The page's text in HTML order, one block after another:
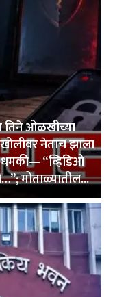
तिने ओळखीच्या
नेताच झाला
धमकी— “व्हिडिओ
मोताळ्यातील...